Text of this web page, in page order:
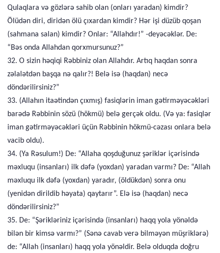
Qulaqlara və gözlərə sahib olan (onları yaradan) kimdir?
Ölüdən diri, diridən ölü çıxardan kimdir? Hər işi düzüb qoşan
(sahmana salan) kimdir? Onlar: “Allahdır!” -deyəcəklər. De:
“Bəs onda Allahdan qorxmursunuz?”
32. O sizin həqiqi Rəbbiniz olan Allahdır. Artıq haqdan sonra
zəlalətdən başqa nə qalır?! Belə isə (haqdan) necə
döndərilirsiniz?”
33. (Allahın itaətindən çıxmış) fasiqlərin iman gətirməyəcəkləri
barədə Rəbbinin sözü (hökmü) belə gerçək oldu. (Və ya: fasiqlər
iman gətirməyəcəkləri üçün Rəbbinin hökmü-cəzası onlara belə
vacib oldu).
34. (Ya Rəsulum!) De: “Allaha qoşduğunuz şəriklər içərisində
məxluqu (insanları) ilk dəfə (yoxdan) yaradan varmı? De: “Allah
məxluqu ilk dəfə (yoxdan) yaradır, (öldükdən) sonra onu
(yenidən dirildib həyata) qaytarır”. Elə isə (haqdan) necə
döndərilirsiniz?”
35. De: “Şərikləriniz içərisində (insanları) haqq yola yönəldə
bilən bir kimsə varmı?” (Sənə cavab verə bilməyən müşriklərə)
de: “Allah (insanları) haqq yola yönəldir. Belə olduqda doğru